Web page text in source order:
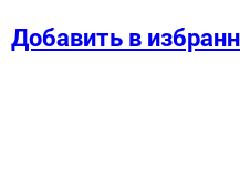
Добавить в